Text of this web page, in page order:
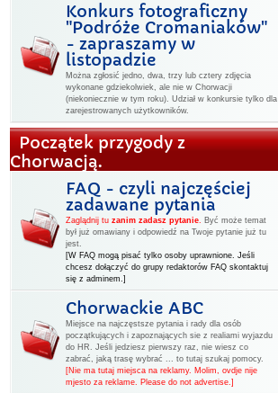
Konkurs fotograficzny
"Podróże Cromaniaków"
- zapraszamy w
listopadzie
Można zgłosić jedno, dwa, trzy lub cztery zdjęcia
wykonane gdziekolwiek, ale nie w Chorwacji
(niekoniecznie w tym roku). Udział w konkursie tylko dla
zarejestrowanych użytkowników.
Początek przygody z
Chorwacją.
FAQ - czyli najczęściej
zadawane pytania
Zaglądnij tu zanim zadasz pytanie. Być może temat
był już omawiany i odpowiedź na Twoje pytanie już tu
jest.
[W FAQ mogą pisać tylko osoby uprawnione. Jeśli
chcesz dołączyć do grupy redaktorów FAQ skontaktuj
się z adminem.]
Chorwackie ABC
Miejsce na najczęstsze pytania i rady dla osób
początkujących i zapoznających sie z realiami wyjazdu
do HR. Jeśli jedziesz pierwszy raz, nie wiesz co
zabrać, jaką trasę wybrać ... to tutaj szukaj pomocy.
[Nie ma tutaj miejsca na reklamy. Molim, ovdje nije
mjesto za reklame. Please do not advertise.]